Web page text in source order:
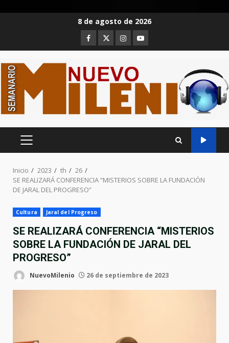
8 de agosto de 2026
Facebook
TwitterInstagram
Youtube
MENÚ
Inicio 2023 th
26
SE REALIZARÁ CONFERENCIA “MISTERIOS SOBRE LA FUNDACIÓN
DE JARAL DEL PROGRESO”
Cultura Jaral del Progreso
SE REALIZARÁ CONFERENCIA “MISTERIOS
SOBRE LA FUNDACIÓN DE JARAL DEL
PROGRESO”
NuevoMilenio 26 de septiembre de 2023